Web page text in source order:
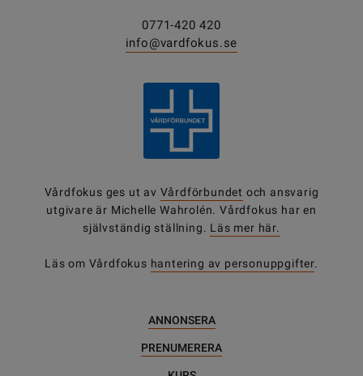
0771-420 420
info@vardfokus.se
Vårdfokus ges ut av Vårdförbundet och ansvarig
utgivare är Michelle Wahrolén. Vårdfokus har en
självständig ställning. Läs mer här.
Läs om Vårdfokus hantering av personuppgifter.
ANNONSERA
PRENUMERERA